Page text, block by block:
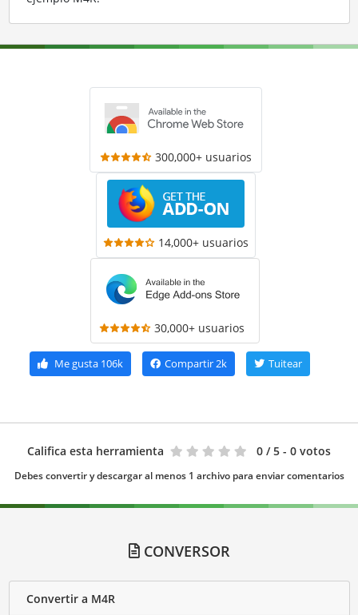
300,000+ usuarios
14,000+ usuarios
30,000+ usuarios
Me gusta106k Compartir2k Tuitear
Califica esta herramienta 0 / 5 - 0 votos
Debes convertir y descargar al menos 1 archivo para enviar comentarios
CONVERSOR
Convertir a M4R